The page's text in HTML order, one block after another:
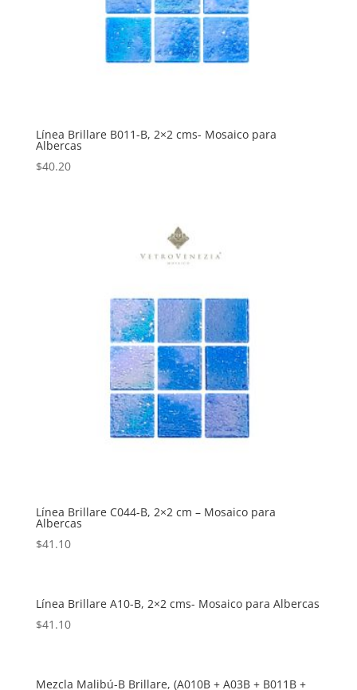
Línea Brillare B011-B, 2×2 cms- Mosaico para
Albercas
$40.20
Línea Brillare C044-B, 2×2 cm – Mosaico para
Albercas
$41.10
Línea Brillare A10-B, 2×2 cms- Mosaico para Albercas
$41.10
Mezcla Malibú-B Brillare, (A010B + A03B + B011B +